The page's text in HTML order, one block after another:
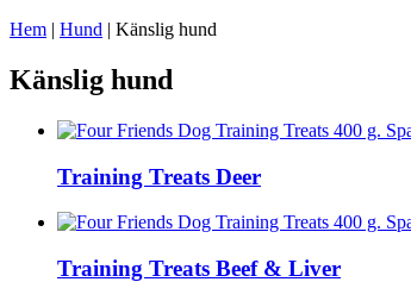
Hem | Hund | Känslig hund
Känslig hund
Training Treats Deer
Training Treats Beef & Liver